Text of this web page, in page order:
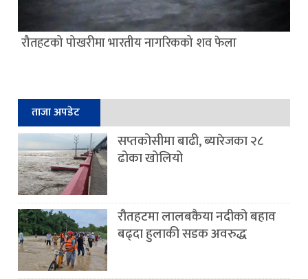
रौतहटको पोखरीमा भारतीय नागरिकको शव फेला
ताजा अपडेट
सप्तकोसीमा बाढी, ब्यारेजका २८
ढोका खोलियो
रौतहटमा लालबकैया नदीको बहाव
बढ्दा हुलाकी सडक अवरुद्ध